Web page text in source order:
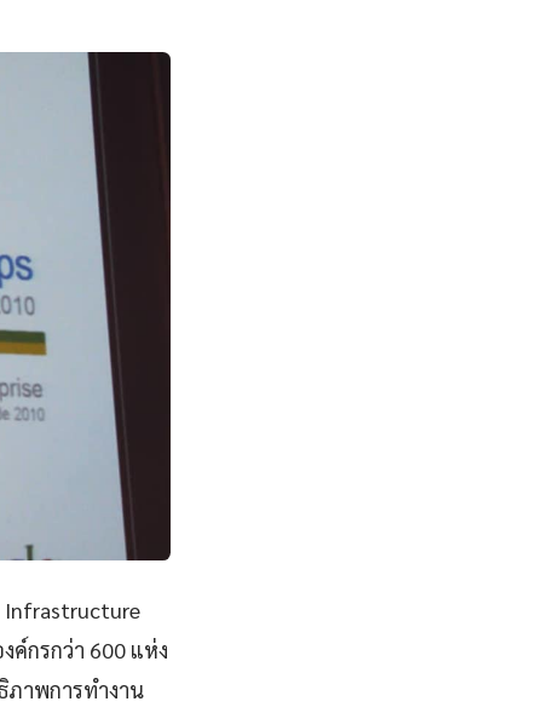
Infrastructure
ค์กรกว่า 600 แห่ง
ภาพการทำงาน